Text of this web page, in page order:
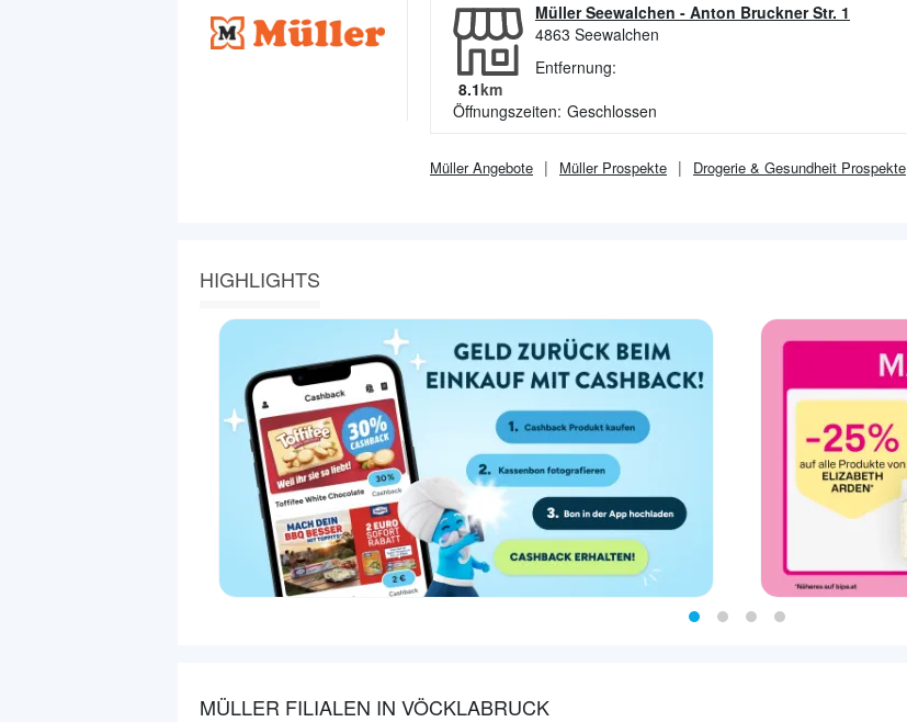
Müller Seewalchen - Anton Bruckner Str. 1
4863 Seewalchen
Entfernung:
8.1km
Öffnungszeiten: Geschlossen
MüllerAngebote MüllerProspekte Drogerie & Gesundheit Prospekte
HIGHLIGHTS
MÜLLER FILIALEN IN VÖCKLABRUCK